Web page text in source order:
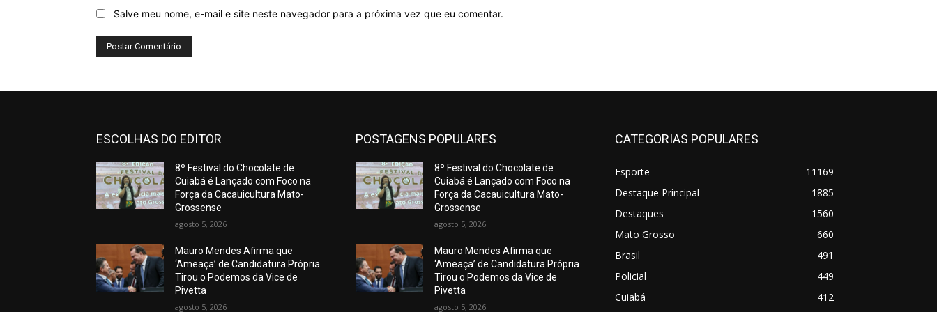
Salve meu nome, e-mail e site neste navegador para a próxima vez que eu comentar.
ESCOLHAS DO EDITOR
8º Festival do Chocolate de
Cuiabá é Lançado com Foco na
Força da Cacauicultura Mato-
Grossense
agosto 5, 2026
Mauro Mendes Afirma que
‘Ameaça’ de Candidatura Própria
Tirou o Podemos da Vice de
Pivetta
agosto 5, 2026
POSTAGENS POPULARES
8º Festival do Chocolate de
Cuiabá é Lançado com Foco na
Força da Cacauicultura Mato-
Grossense
agosto 5, 2026
Mauro Mendes Afirma que
‘Ameaça’ de Candidatura Própria
Tirou o Podemos da Vice de
Pivetta
agosto 5, 2026
CATEGORIAS POPULARES
Esporte
11169
Destaque Principal
1885
Destaques
1560
Mato Grosso
660
Brasil
491
Policial
449
Cuiabá
412